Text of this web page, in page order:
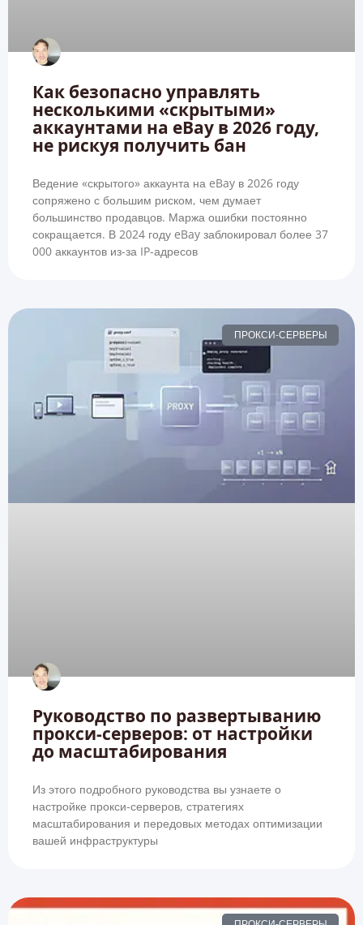
Как безопасно управлять
несколькими «скрытыми»
аккаунтами на eBay в 2026 году,
не рискуя получить бан
Ведение «скрытого» аккаунта на eBay в 2026 году
сопряжено с большим риском, чем думает
большинство продавцов. Маржа ошибки постоянно
сокращается. В 2024 году eBay заблокировал более 37
000 аккаунтов из-за IP-адресов
ПРОКСИ-СЕРВЕРЫ
Руководство по развертыванию
прокси-серверов: от настройки
до масштабирования
Из этого подробного руководства вы узнаете о
настройке прокси-серверов, стратегиях
масштабирования и передовых методах оптимизации
вашей инфраструктуры